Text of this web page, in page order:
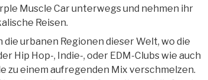
Muscle Car unterwegs und nehmen ihr
Reisen.
die urbanen Regionen dieser Welt, wo die
Hip Hop-, Indie-, oder EDM-Clubs wie auch
zu einem aufregenden Mix verschmelzen.